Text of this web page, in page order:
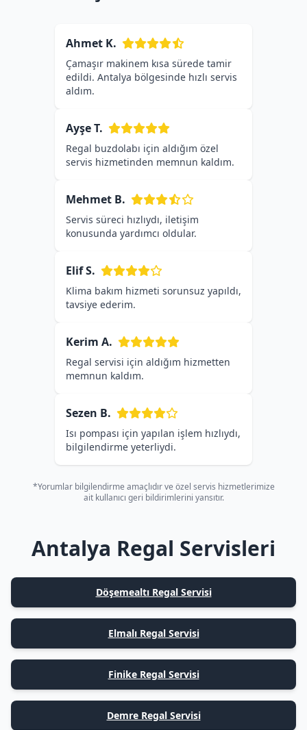
Ahmet K.
Çamaşır makinem kısa sürede tamir
edildi. Antalya bölgesinde hızlı servis
aldım.
Ayşe T.
Regal buzdolabı için aldığım özel
servis hizmetinden memnun kaldım.
Mehmet B.
Servis süreci hızlıydı, iletişim
konusunda yardımcı oldular.
Elif S.
Klima bakım hizmeti sorunsuz yapıldı,
tavsiye ederim.
Kerim A.
Regal servisi için aldığım hizmetten
memnun kaldım.
Sezen B.
Isı pompası için yapılan işlem hızlıydı,
bilgilendirme yeterliydi.
*Yorumlar bilgilendirme amaçlıdır ve özel servis hizmetlerimize
ait kullanıcı geri bildirimlerini yansıtır.
Antalya Regal Servisleri
Döşemealtı Regal Servisi
Elmalı Regal Servisi
Finike Regal Servisi
Demre Regal Servisi